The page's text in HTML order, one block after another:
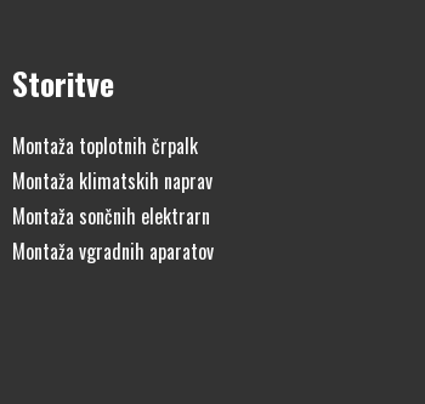
Storitve
Montaža toplotnih črpalk
Montaža klimatskih naprav
Montaža sončnih elektrarn
Montaža vgradnih aparatov